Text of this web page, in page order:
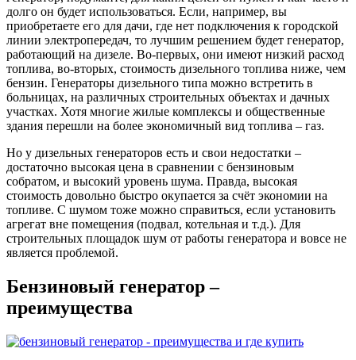
долго он будет использоваться. Если, например, вы
приобретаете его для дачи, где нет подключения к городской
линии электропередач, то лучшим решением будет генератор,
работающий на дизеле. Во-первых, они имеют низкий расход
топлива, во-вторых, стоимость дизельного топлива ниже, чем
бензин. Генераторы дизельного типа можно встретить в
больницах, на различных строительных объектах и дачных
участках. Хотя многие жилые комплексы и общественные
здания перешли на более экономичный вид топлива – газ.
Но у дизельных генераторов есть и свои недостатки –
достаточно высокая цена в сравнении с бензиновым
собратом, и высокий уровень шума. Правда, высокая
стоимость довольно быстро окупается за счёт экономии на
топливе. С шумом тоже можно справиться, если установить
агрегат вне помещения (подвал, котельная и т.д.). Для
строительных площадок шум от работы генератора и вовсе не
является проблемой.
Бензиновый генератор –
преимущества